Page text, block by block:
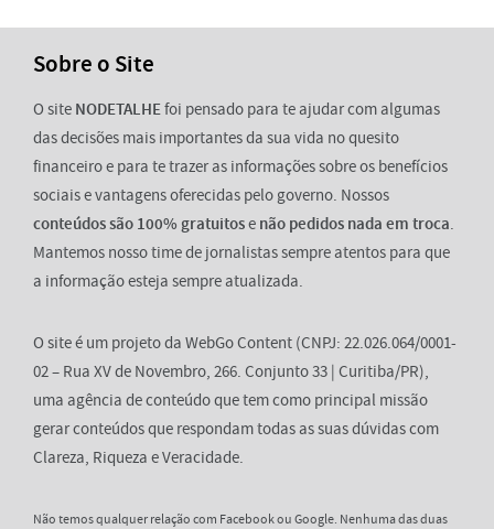
Sobre o Site
O site NODETALHEfoi pensado para te ajudar com algumas
das decisões mais importantes da sua vida no quesito
financeiro e para te trazer as informações sobre os benefícios
sociais e vantagens oferecidas pelo governo. Nossos
conteúdos são 100% gratuitose não pedidos nada em troca.
Mantemos nosso time de jornalistas sempre atentos para que
a informação esteja sempre atualizada.
O site é um projeto da WebGo Content (CNPJ: 22.026.064/0001-
02 – Rua XV de Novembro, 266. Conjunto 33 | Curitiba/PR),
uma agência de conteúdo que tem como principal missão
gerar conteúdos que respondam todas as suas dúvidas com
Clareza, Riqueza e Veracidade.
Não temos qualquer relação com Facebook ou Google. Nenhuma das duas